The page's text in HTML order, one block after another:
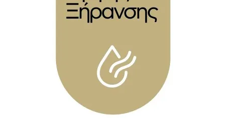
Χαμηλός Γλυκαιμικός Δείκτης:Η αντικατάσταση
ευπέπτων αμύλων με άπεπτο άμυλο στο γεύμα,
αίμα, μετά το συγκεκριμένο γεύμα.